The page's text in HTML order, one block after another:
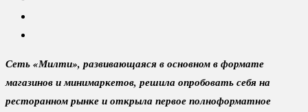
Сеть «Милти», развивающаяся в основном в формате
магазинов и минимаркетов, решила опробовать себя на
ресторанном рынке и открыла первое полноформатное